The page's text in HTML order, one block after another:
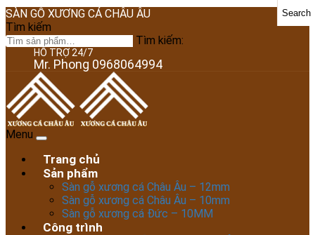
SÀN GỖ XƯƠNG CÁ CHÂU ÂU
Tìm kiếm
Tìm kiếm:
Search
HỖ TRỢ 24/7
Mr. Phong 0968064994
Menu
Trang chủ
Sản phẩm
Sàn gỗ xương cá Châu Âu – 12mm
Sàn gỗ xương cá Châu Âu – 10mm
Sàn gỗ xương cá Đức – 10MM
Công trình